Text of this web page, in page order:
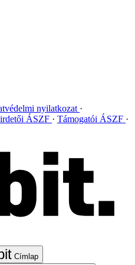
nyilatkozat
ÁSZF
Támogatói ÁSZF
Címlap